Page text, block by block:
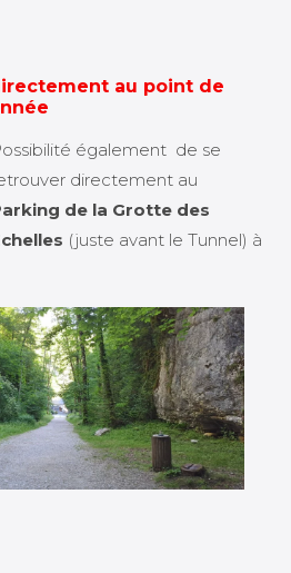
au point de
également de se
directement au
de la Grotte des
(juste avant le Tunnel) à